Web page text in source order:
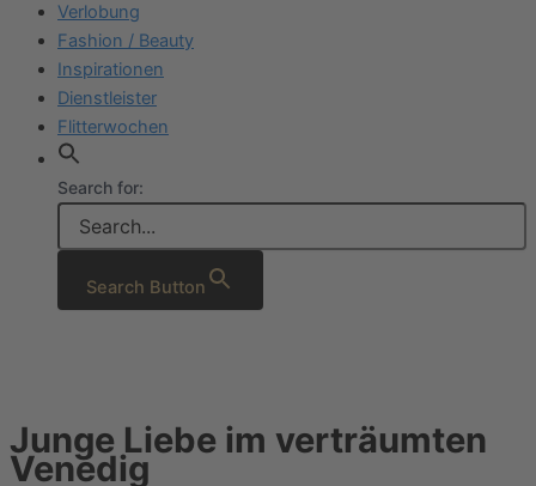
Verlobung
Fashion / Beauty
Inspirationen
Dienstleister
Flitterwochen
Search for:
Search Button
Junge Liebe im verträumten
Venedig